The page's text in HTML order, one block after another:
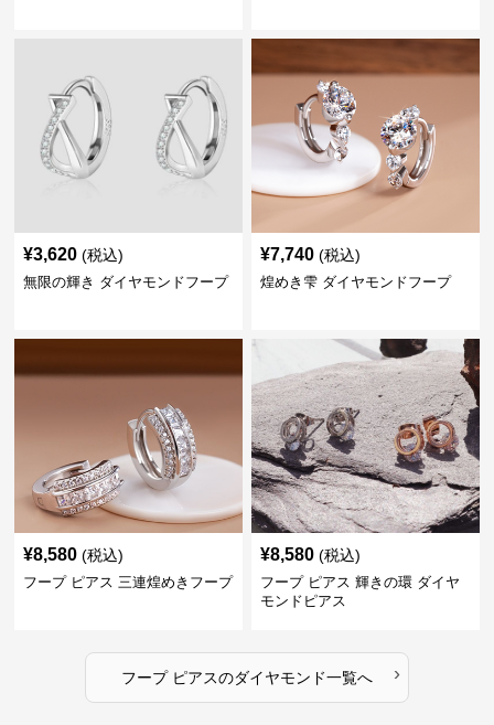
¥3,620 (税込)
無限の輝き ダイヤモンドフープ
¥7,740 (税込)
煌めき雫 ダイヤモンドフープ
¥8,580 (税込)
フープ ピアス 三連煌めきフープ
¥8,580 (税込)
フープ ピアス 輝きの環 ダイヤ
モンドピアス
フープ ピアスのダイヤモンド一覧へ ›